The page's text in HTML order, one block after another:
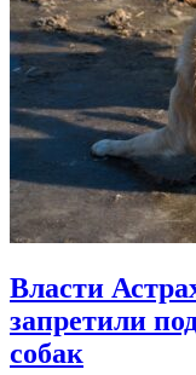
Власти
запретили
собак